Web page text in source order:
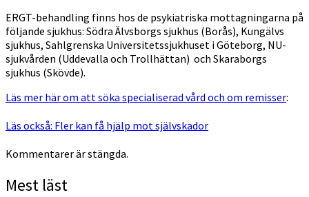
ERGT-behandling finns hos de psykiatriska mottagningarna på
följande sjukhus: Södra Älvsborgs sjukhus (Borås), Kungälvs
sjukhus, Sahlgrenska Universitetssjukhuset i Göteborg, NU-
sjukvården (Uddevalla och Trollhättan) och Skaraborgs
sjukhus (Skövde).
Läs mer här om att söka specialiserad vård och om remisser:
Läs också: Fler kan få hjälp mot självskador
Kommentarer är stängda.
Mest läst